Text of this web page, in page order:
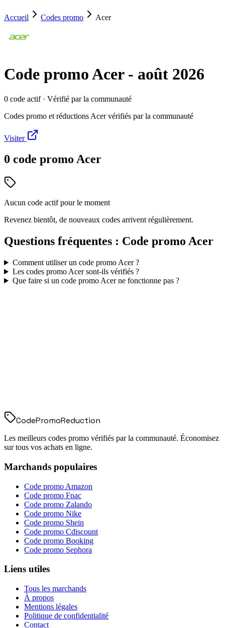
Accueil Codes promo Acer
Code promoAcer- août 2026
0 code actif· Vérifié par la communauté
Codes promo et réductions Acer vérifiés par la communauté
Visiter
0 code promo Acer
Aucun code actif pour le moment
Revenez bientôt, de nouveaux codes arrivent régulièrement.
Questions fréquentes : Code promo Acer
Comment utiliser un code promo Acer?
Les codes promo Acersont-ils vérifiés ?
Que faire si un code promo Acerne fonctionne pas ?
CodePromoReduction
Les meilleurs codes promo vérifiés par la communauté. Économisez
sur tous vos achats en ligne.
Marchands populaires
Code promo Amazon
Code promo Fnac
Code promo Zalando
Code promo Nike
Code promo Shein
Code promo Cdiscount
Code promo Booking
Code promo Sephora
Liens utiles
Tous les marchands
À propos
Mentions légales
Politique de confidentialité
Contact